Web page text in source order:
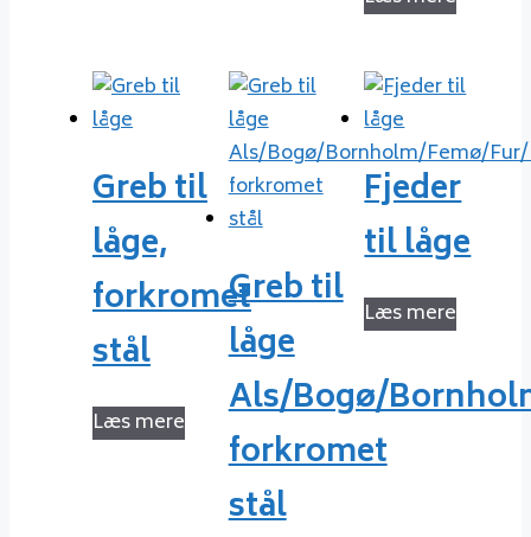
Greb til
låge,
forkromet
stål
Læs mere
Greb til
låge
Als/Bogø/
forkromet
stål
Fjeder
til låge
Læs mere